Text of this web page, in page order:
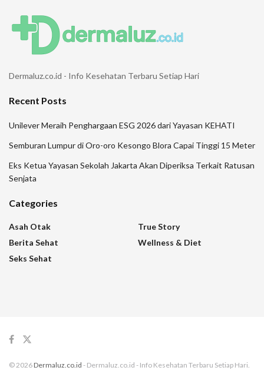
Dermaluz.co.id - Info Kesehatan Terbaru Setiap Hari
Recent Posts
Unilever Meraih Penghargaan ESG 2026 dari Yayasan KEHATI
Semburan Lumpur di Oro-oro Kesongo Blora Capai Tinggi 15 Meter
Eks Ketua Yayasan Sekolah Jakarta Akan Diperiksa Terkait Ratusan
Senjata
Categories
Asah Otak
Berita Sehat
Seks Sehat
True Story
Wellness & Diet
© 2026 Dermaluz.co.id - Dermaluz.co.id - Info Kesehatan Terbaru Setiap Hari.